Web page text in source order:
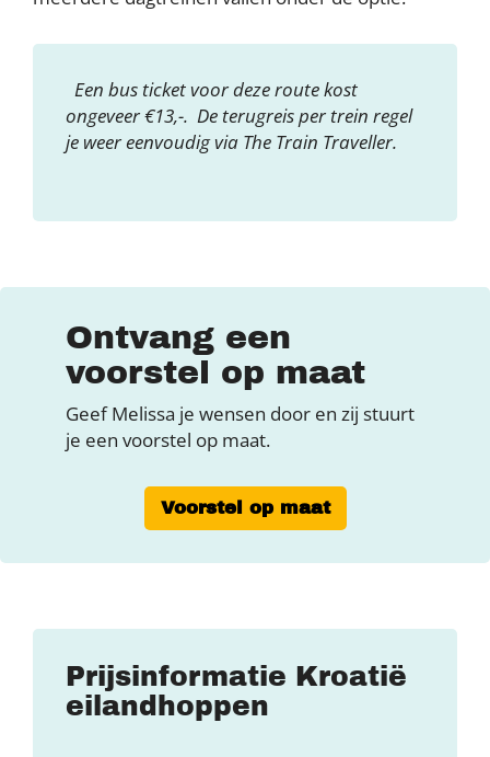
Een bus ticket voor deze route kost
ongeveer €13,-. De terugreis per trein regel
je weer eenvoudig via The Train Traveller.
Ontvang een
voorstel op maat
Geef Melissa je wensen door en zij stuurt
je een voorstel op maat.
Voorstel op maat
Prijsinformatie Kroatië
eilandhoppen